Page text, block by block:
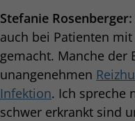
Stefanie Rosenberger:
auch bei Patienten mit
gemacht. Manche der
unangenehmen
Infektion. Ich spreche
schwer erkrankt sind